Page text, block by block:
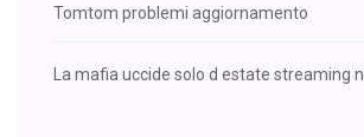
Tomtom problemi aggiornamento
La mafia uccide solo d estate streaming